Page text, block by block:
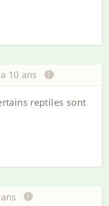
10 ans
reptiles sont